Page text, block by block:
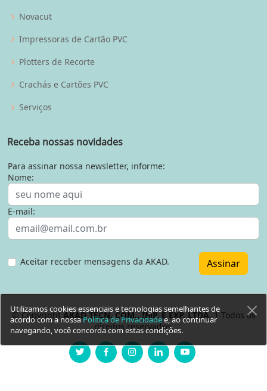
Novacut
Impressoras de Cartão PVC
Plotters de Recorte
Crachás e Cartões PVC
Serviços
Receba nossas novidades
Para assinar nossa newsletter, informe:
Nome:
E-mail:
Aceitar receber mensagens da AKAD. Assinar
© CopyrightAKAD TECN. COM., IMP. E EXP. LTDA. 1 Todos os
direitos reservados.
Utilizamos cookies essenciais e tecnologias semelhantes de
acordo com a nossaPolítica de Privacidadee, ao continuar
navegando, você concorda com estas condições.